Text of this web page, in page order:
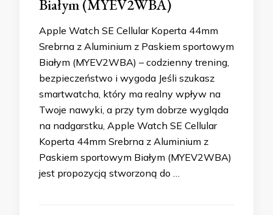
Białym (MYEV2WBA)
Apple Watch SE Cellular Koperta 44mm
Srebrna z Aluminium z Paskiem sportowym
Białym (MYEV2WBA) – codzienny trening,
bezpieczeństwo i wygoda Jeśli szukasz
smartwatcha, który ma realny wpływ na
Twoje nawyki, a przy tym dobrze wygląda
na nadgarstku, Apple Watch SE Cellular
Koperta 44mm Srebrna z Aluminium z
Paskiem sportowym Białym (MYEV2WBA)
jest propozycją stworzoną do …